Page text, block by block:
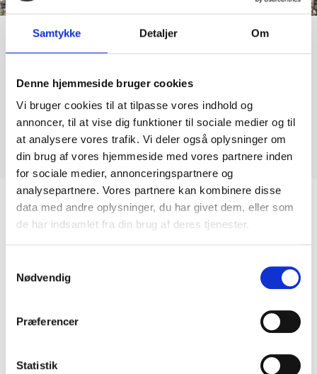
Samtykke Detaljer Om
Denne hjemmeside bruger cookies
Vi bruger cookies til at tilpasse vores indhold og
annoncer, til at vise dig funktioner til sociale medier og til
at analysere vores trafik. Vi deler også oplysninger om
din brug af vores hjemmeside med vores partnere inden
for sociale medier, annonceringspartnere og
analysepartnere. Vores partnere kan kombinere disse
data med andre oplysninger, du har givet dem, eller som
de har indsamlet fra din brug af deres tjenester.
Nødvendig
Præferencer
Statistik
Nr. 350 Halmstad Brændt
Pris: 6000,- kr.
Størrelse: 75 x 50 cm
Relaterede Varer